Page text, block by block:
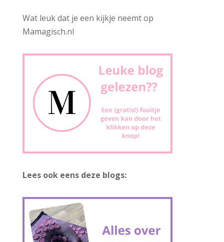
Wat leuk dat je een kijkje neemt op
Mamagisch.nl
Lees ook eens deze blogs: